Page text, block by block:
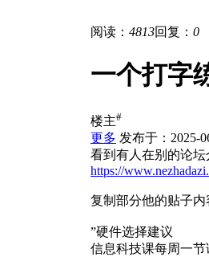
阅读： 4813回复： 0
一个打字
楼主#
更多 发布于：2025-
看到有人在别的论坛
https://
复制部分他的贴子内
”硬件选择建议
信息科技课每周一